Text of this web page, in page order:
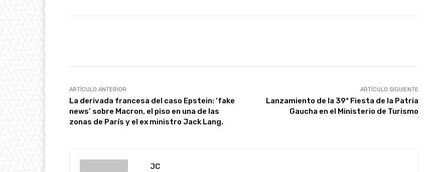
ARTÍCULO ANTERIOR
La derivada francesa del caso Epstein: ‘fake
news’ sobre Macron, el piso en una de las
zonas de París y el ex ministro Jack Lang.
ARTÍCULO SIGUIENTE
Lanzamiento de la 39ª Fiesta de la Patria
Gaucha en el Ministerio de Turismo
JC